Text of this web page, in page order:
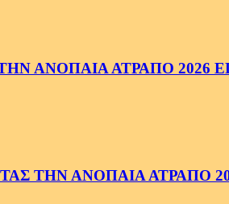
ΑΝΟΠΑΙΑ ΑΤΡΑΠΟ 2026
ΤΗΝ ΑΝΟΠΑΙΑ ΑΤΡΑΠΟ